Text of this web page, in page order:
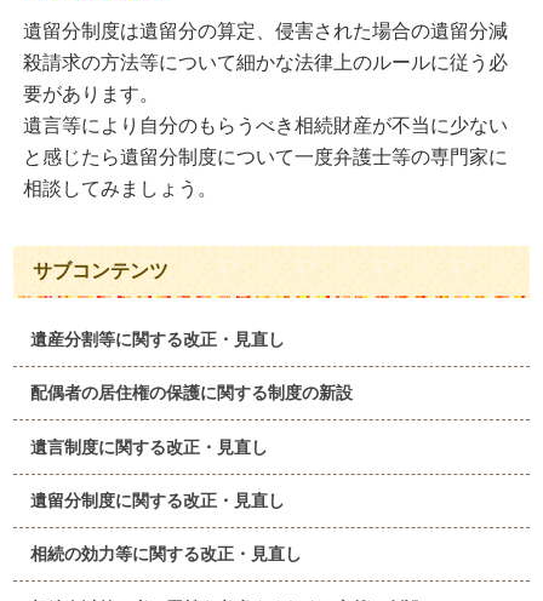
遺留分制度は遺留分の算定、侵害された場合の遺留分減
殺請求の方法等について細かな法律上のルールに従う必
要があります。
遺言等により自分のもらうべき相続財産が不当に少ない
と感じたら遺留分制度について一度弁護士等の専門家に
相談してみましょう。
サブコンテンツ
遺産分割等に関する改正・見直し
配偶者の居住権の保護に関する制度の新設
遺言制度に関する改正・見直し
遺留分制度に関する改正・見直し
相続の効力等に関する改正・見直し